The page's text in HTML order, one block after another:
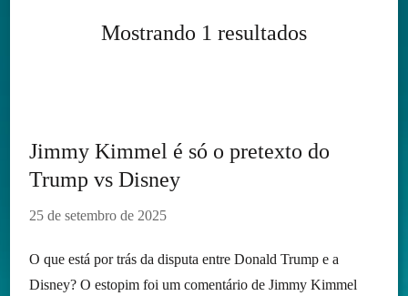
Mostrando 1 resultados
Jimmy Kimmel é só o pretexto do
Trump vs Disney
25 de setembro de 2025
O que está por trás da disputa entre Donald Trump e a
Disney? O estopim foi um comentário de Jimmy Kimmel